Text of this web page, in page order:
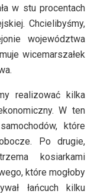
w stu procentach
Chcielibyśmy,
województwa
wicemarszałek
realizować kilka
W ten
które
Po drugie,
kosiarkami
które mogłoby
łańcuch kilku